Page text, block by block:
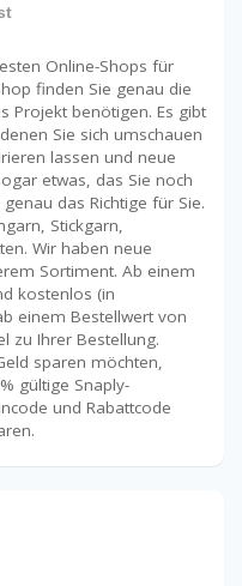
Online-Shops für
finden Sie genau die
Projekt benötigen. Es gibt
Sie sich umschauen
lassen und neue
etwas, das Sie noch
das Richtige für Sie.
Stickgarn,
Wir haben neue
Sortiment. Ab einem
kostenlos (in
einem Bestellwert von
zu Ihrer Bestellung.
sparen möchten,
gültige Snaply-
und Rabattcode